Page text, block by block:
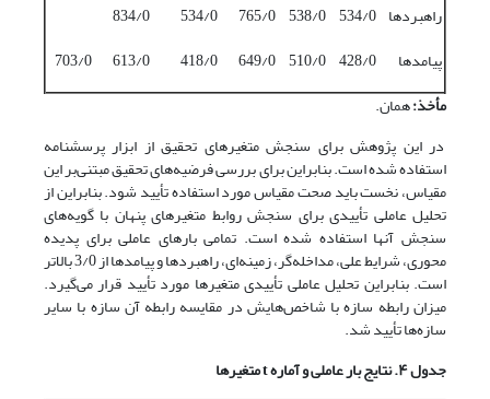
راهبردها 534/0
538/0
765/0
534/0
834/0
پیامدها
428/0
510/0
649/0
418/0
613/0
703/0
مأخذ:همان.
در این پژوهش برای سنجش متغیرهای تحقیق از ابزار پرسشنامه
استفاده شده است. بنابراین برای بررسی فرضیه‌های تحقیق مبتنی‌بر این
مقیاس، نخست باید صحت مقیاس مورد استفاده تأیید شود. بنابراین از
تحلیل عاملی تأییدی برای سنجش روابط متغیرهای پنهان با گویه‌های
سنجش آنها استفاده شده است. تمامی بارهای عاملی برای پدیده
محوری، شرایط علی، مداخله‌گر، زمینه‌ای، راهبردها و پیامدها از 3/0 بالاتر
است. بنابراین تحلیل عاملی تأییدی متغیرها مورد تأیید قرار می‌گیرد.
میزان رابطه سازه با شاخص‌هایش در مقایسه رابطه آن سازه با سایر
سازه‌ها تأیید شد.
جدول ۴. نتایج بار عاملی و آماره
tمتغیرها